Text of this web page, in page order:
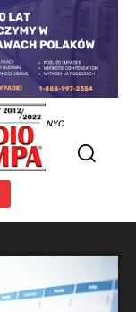
NYC